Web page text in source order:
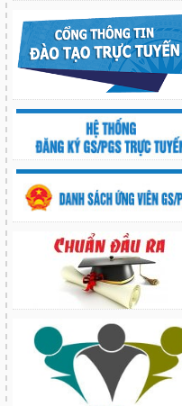
9:33 sáng thứ hai, 03/08/2026